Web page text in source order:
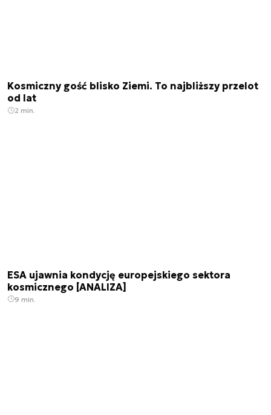
Kosmiczny gość blisko Ziemi. To najbliższy przelot
od lat
2 min.
ESA ujawnia kondycję europejskiego sektora
kosmicznego [ANALIZA]
9 min.